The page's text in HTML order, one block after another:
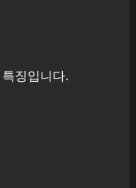
징입니다.